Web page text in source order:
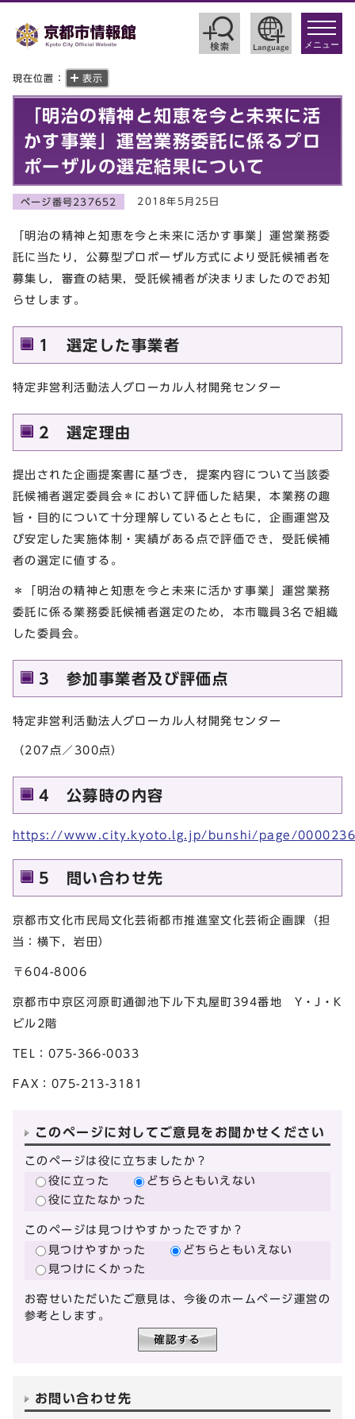
toggle
メニュー
現在位置： 表示
「明治の精神と知恵を今と未来に活
かす事業」運営業務委託に係るプロ
ポーザルの選定結果について
ページ番号237652 2018年5月25日
「明治の精神と知恵を今と未来に活かす事業」運営業務委
託に当たり，公募型プロポーザル方式により受託候補者を
募集し，審査の結果，受託候補者が決まりましたのでお知
らせします。
1 選定した事業者
特定非営利活動法人グローカル人材開発センター
2 選定理由
提出された企画提案書に基づき，提案内容について当該委
託候補者選定委員会＊において評価した結果，本業務の趣
旨・目的について十分理解しているとともに，企画運営及
び安定した実施体制・実績がある点で評価でき，受託候補
者の選定に値する。
＊「明治の精神と知恵を今と未来に活かす事業」運営業務
委託に係る業務委託候補者選定のため，本市職員3名で組織
した委員会。
3 参加事業者及び評価点
特定非営利活動法人グローカル人材開発センター
（207点／300点）
4 公募時の内容
https://www.city.kyoto.lg.jp/bunshi/page/
5 問い合わせ先
京都市文化市民局文化芸術都市推進室文化芸術企画課（担
当：横下，岩田）
〒604-8006
京都市中京区河原町通御池下ル下丸屋町394番地 Y・J・K
ビル2階
TEL：075-366-0033
FAX：075-213-3181
このページに対してご意見をお聞かせください
このページは役に立ちましたか？
役に立った
どちらともいえない
役に立たなかった
このページは見つけやすかったですか？
見つけやすかった
どちらともいえない
見つけにくかった
お寄せいただいたご意見は、今後のホームページ運営の
参考とします。
お問い合わせ先